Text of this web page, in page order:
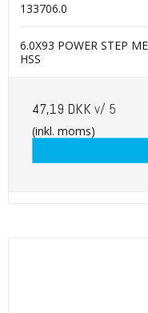
133706.0
6.0X93 POWER STEP
HSS
47,19 DKK v/ 5
(inkl. moms)